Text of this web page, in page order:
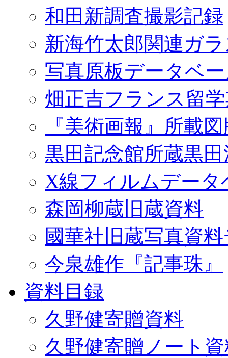
和田新調査撮影記録
新海竹太郎関連ガ
写真原板データベ
畑正吉フランス留
『美術画報』所載
黒田記念館所蔵黒
X線フィルムデータ
森岡柳蔵旧蔵資料
國華社旧蔵写真資
今泉雄作『記事珠』
資料目録
久野健寄贈資料
久野健寄贈ノート